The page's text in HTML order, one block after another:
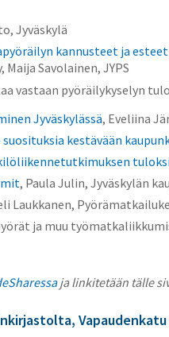
Jyväskylä
kannusteet ja
Savolainen, JYPS
vastaan pyöräilykyselyn
Jyväskylässä, Eveliina
kestävään
, Paula Julin, Jyväskylän
Laukkanen,
ja muu
ja linkitetään tälle
Vapaudenkatu